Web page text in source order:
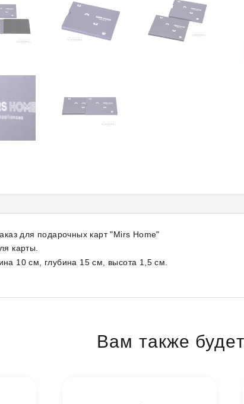
для подарочных карт "Mirs Home"
карты.
10 см, глубина 15 см, высота 1,5 см.
Вам также